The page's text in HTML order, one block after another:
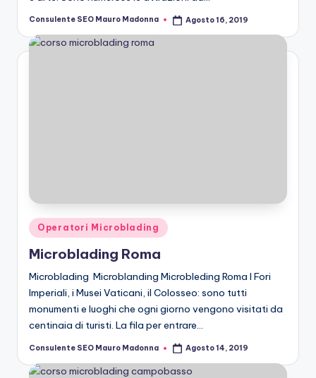
Posted
Consulente SEO Mauro Madonna Agosto 16, 2019
Posted
in
Operatori Microblading
Microblading Roma
Microblading Microblanding Microbleding Roma I Fori
Imperiali, i Musei Vaticani, il Colosseo: sono tutti
monumenti e luoghi che ogni giorno vengono visitati da
centinaia di turisti. La fila per entrare…
Posted
Consulente SEO Mauro Madonna Agosto 14, 2019